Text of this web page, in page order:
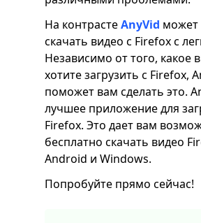
На контрастеAnyVid
скачать видео с Firefox с
Независимо от того, какое
хотите загрузить с Firefox,
поможет вам сделать это.
лучшее приложение для
Firefox. Это дает вам
бесплатно скачать видео
Android и Windows.
Попробуйте прямо сейчас!